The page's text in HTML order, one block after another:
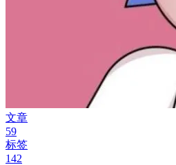
文章
59
标签
142